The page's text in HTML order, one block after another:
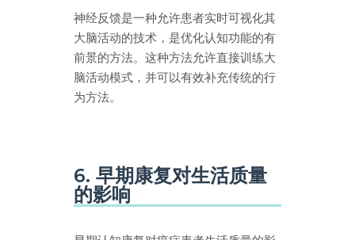
神经反馈是一种允许患者实时可视化其
大脑活动的技术，是优化认知功能的有
前景的方法。这种方法允许直接训练大
脑活动模式，并可以有效补充传统的行
为方法。
6. 早期康复对生活质量
的影响